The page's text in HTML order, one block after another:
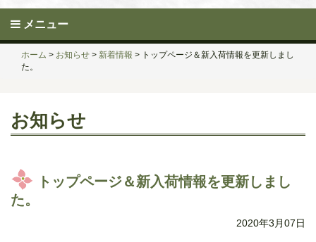
メニュー
ホーム > お知らせ > 新着情報 > トップページ＆新入荷情報を更新しまし
た。
お知らせ
トップページ＆新入荷情報を更新しまし
た。
2020年3月07日